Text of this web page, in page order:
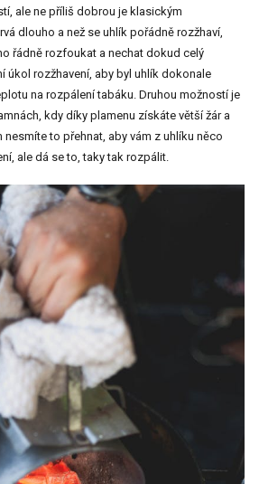
ale ne příliš dobrou je klasickým
dlouho a než se uhlík pořádně rozžhaví,
řádně rozfoukat a nechat dokud celý
úkol rozžhavení, aby byl uhlík dokonale
na rozpálení tabáku. Druhou možností je
kdy díky plamenu získáte větší žár a
to přehnat, aby vám z uhlíku něco
ale dá se to, taky tak rozpálit.